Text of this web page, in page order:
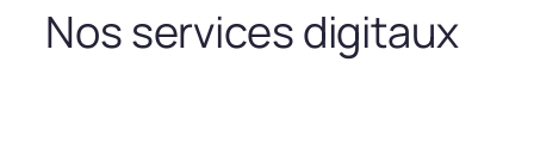
Nos services digitaux